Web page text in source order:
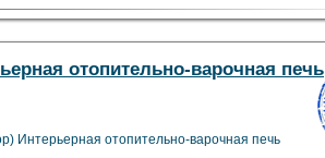
отопительно-варочная печь
Интерьерная отопительно-варочная печь